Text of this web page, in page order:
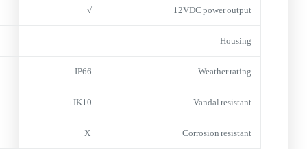
12VDC power output
√
Housing
Weather rating
IP66
Vandal resistant
IK10+
Corrosion resistant
X